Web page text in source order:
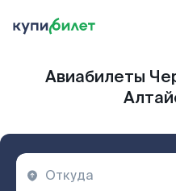
Авиабилеты